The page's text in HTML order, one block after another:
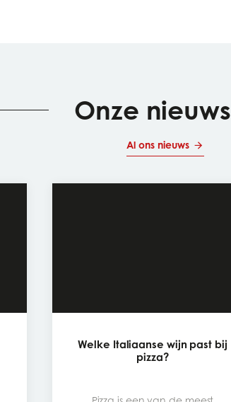
Onze nieuws
Al ons nieuws
Welke Italiaanse wijn past bij
pizza?